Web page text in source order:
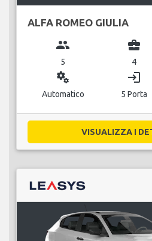
ALFA ROMEO GIULIA
group
5
business_center
4
miscellaneous_services
Automatico
login
5 Porta
VISUALIZZA I